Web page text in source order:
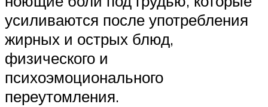
усиливаются после употребления
жирных и острых блюд,
физического и
психоэмоционального
переутомления.